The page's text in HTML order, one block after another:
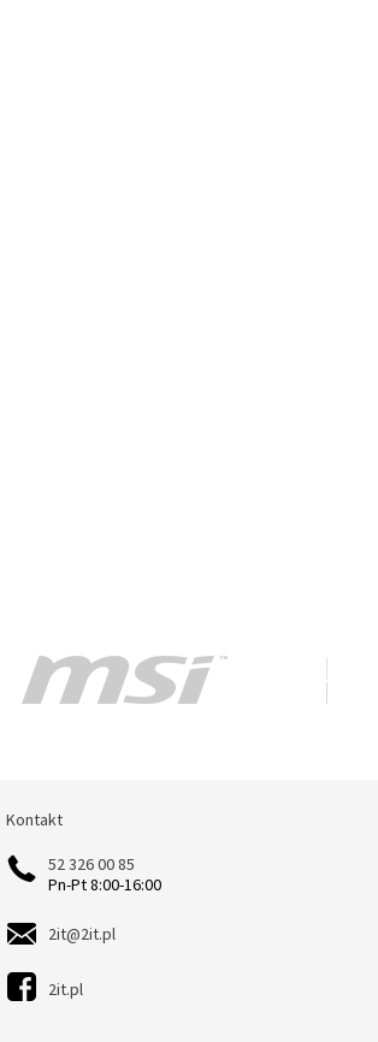
Kontakt
Kontakt
52 326 00 85
Pn-Pt 8:00-16:00
2it@2it.pl
2it.pl